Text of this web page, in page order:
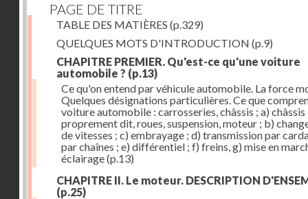
PAGE DE TITRE
TABLE DES MATIÈRES (p.329)
QUELQUES MOTS D'INTRODUCTION (p.9)
CHAPITRE PREMIER. Qu'est-ce qu'une voiture
automobile ? (p.13)
Ce qu'on entend par véhicule automobile. La force
Quelques désignations particulières. Ce que
voiture automobile : carrosseries, châssis ; a) châssis
proprement dit, roues, suspension, moteur ; b)
de vitesses ; c) embrayage ; d) transmission par
par chaînes ; e) différentiel ; f) freins, g) mise en
éclairage(p.13)
CHAPITRE II. Le moteur. DESCRIPTION
(p.25)